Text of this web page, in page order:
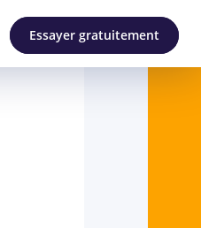
Essayer gratuitement